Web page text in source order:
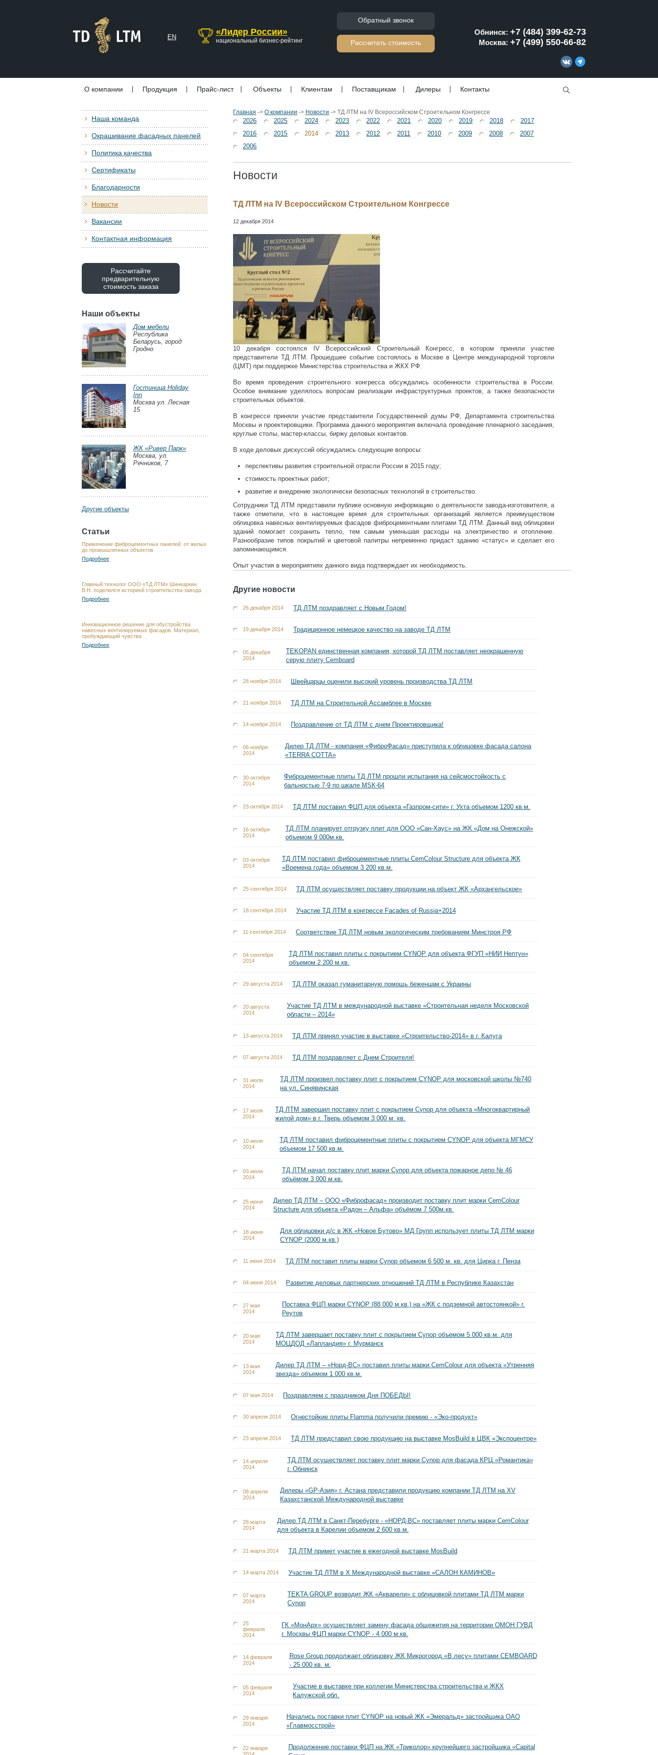
EN
«Лидер России»
национальный бизнес-рейтинг
Обратный звонок
Расcчитать стоимость
Обнинск: +7 (484) 399-62-73
Москва: +7 (499) 550-66-82
О компании Продукция Прайс-лист Объекты Клиентам Поставщикам Дилеры Контакты
Главная ->О компании -> Новости ->ТД ЛТМ на IV Всероссийском Строительном Конгрессе
2026 2025 2024 2023 2022 2021 2020 2019 2018
2017
2016
2015 2014 2013 2012 2011 2010 2009 2008
2007
2006
Новости
ТД ЛТМ на IV Всероссийском Строительном Конгрессе
12 декабря 2014
10 декабря состоялся IV Всероссийский Строительный Конгресс, в котором приняли участие
представители ТД ЛТМ. Прошедшее событие состоялось в Москве в Центре международной торговли
(ЦМТ) при поддержке Министерства строительства и ЖКХ РФ.
Во время проведения строительного конгресса обсуждались особенности строительства в России.
Особое внимание уделялось вопросам реализации инфраструктурных проектов, а также безопасности
строительных объектов.
В конгрессе приняли участие представители Государственной думы РФ, Департамента строительства
Москвы и проектировщики. Программа данного мероприятия включала проведение пленарного заседания,
круглые столы, мастер-классы, биржу деловых контактов.
В ходе деловых дискуссий обсуждались следующие вопросы:
перспективы развития строительной отрасли России в 2015 году;
стоимость проектных работ;
развитие и внедрение экологически безопасных технологий в строительство.
Сотрудники ТД ЛТМ представили публике основную информацию о деятельности завода-изготовителя, а
также отметили, что в настоящее время для строительных организаций является преимуществом
облицовка навесных вентилируемых фасадов фиброцементными плитами ТД ЛТМ. Данный вид облицовки
зданий помогает сохранить тепло, тем самым уменьшая расходы на электричество и отопление.
Разнообразие типов покрытий и цветовой палитры непременно придаст зданию «статус» и сделает его
запоминающимся.
Опыт участия в мероприятиях данного вида подтверждает их необходимость.
Другие новости
26 декабря 2014 ТД ЛТМ поздравляет с Новым Годом!
19 декабря 2014 Традиционное немецкое качество на заводе ТД ЛТМ
05 декабря
2014
TEKOPAN единственная компания, которой ТД ЛТМ поставляет неокрашенную
серую плиту Cemboard
28 ноября 2014 Швейцарцы оценили высокий уровень производства ТД ЛТМ
21 ноября 2014 ТД ЛТМ на Строительной Ассамблее в Москве
14 ноября 2014 Поздравление от ТД ЛТМ с днем Проектировщика!
06 ноября
2014
Дилер ТД ЛТМ - компания «ФиброФасад» приступила к облицовке фасада салона
«TERRA COTTA»
30 октября
2014
Фиброцементные плиты ТД ЛТМ прошли испытания на сейсмостойкость с
бальностью 7-9 по шкале МSК-64
23 октября 2014 ТД ЛТМ поставил ФЦП для объекта «Газпром-сити» г. Ухта объемом 1200 кв.м.
16 октября
2014
ТД ЛТМ планирует отгрузку плит для ООО «Сан-Хаус» на ЖК «Дом на Онежской»
объемом 9 000м.кв.
03 октября
2014
ТД ЛТМ поставил фиброцементные плиты CemColour Structure для объекта ЖК
«Времена года» объемом 3 200 кв.м.
25 сентября 2014 ТД ЛТМ осуществляет поставку продукции на объект ЖК «Архангельское»
18 сентября 2014 Участие ТД ЛТМ в конгрессе Facades of Russia+2014
11 сентября 2014 Соответствие ТД ЛТМ новым экологическим требованиям Минстроя РФ
04 сентября
2014
ТД ЛТМ поставил плиты с покрытием CYNOP для объекта ФГУП «НИИ Нептун»
объемом 2 200 м.кв.
29 августа 2014 ТД ЛТМ оказал гуманитарную помощь беженцам с Украины
20 августа
2014
Участие ТД ЛТМ в международной выставке «Строительная неделя Московской
области – 2014»
13 августа 2014 ТД ЛТМ принял участие в выставке «Строительство-2014» в г. Калуга
07 августа 2014 ТД ЛТМ поздравляет с Днем Строителя!
31 июля
2014
ТД ЛТМ произвел поставку плит с покрытием CYNOP для московской школы №740
на ул. Синявинская
17 июля
2014
ТД ЛТМ завершил поставку плит с покрытием Cynop для объекта «Многоквартирный
жилой дом» в г. Тверь объемом 3 000 м. кв.
10 июля
2014
ТД ЛТМ поставил фиброцементные плиты с покрытием CYNOP для объекта МГМСУ
объемом 17 500 кв.м.
03 июля
2014
ТД ЛТМ начал поставку плит марки Cynop для объекта пожарное депо № 46
объёмом 3 000 м.кв.
25 июня
2014
Дилер ТД ЛТМ – ООО «Фиброфасад» производит поставку плит марки CemColour
Structure для объекта «Радон – Альфа» объёмом 7 500м.кв.
18 июня
2014
Для облицовки д/с в ЖК «Новое Бутово» МД Групп использует плиты ТД ЛТМ марки
CYNOP (2000 м.кв.)
11 июня 2014 ТД ЛТМ поставит плиты марки Cynop объемом 6 500 м. кв. для Цирка г. Пенза
04 июня 2014 Развитие деловых партнерских отношений ТД ЛТМ в Республике Казахстан
27 мая
2014
Поставка ФЦП марки CYNOP (88 000 м.кв.) на «ЖК с подземной автостоянкой» г.
Реутов
20 мая
2014
ТД ЛТМ завершает поставку плит с покрытием Cynop объемом 5 000 кв.м. для
МОЦДОД «Лапландия» г. Мурманск
13 мая
2014
Дилер ТД ЛТМ – «Норд-ВС» поставил плиты марки CemColour для объекта «Утренняя
звезда» объемом 1 000 кв.м.
07 мая 2014 Поздравляем с праздником Дня ПОБЕДЫ!
30 апреля 2014 Огнестойкие плиты Flamma получили премию - «Эко-продукт»
23 апреля 2014 ТД ЛТМ представил свою продукцию на выставке MosBuild в ЦВК «Экспоцентре»
14 апреля
2014
ТД ЛТМ осуществляет поставку плит марки Cynop для фасада КРЦ «Романтика»
г. Обнинск
08 апреля
2014
Дилеры «GP-Азия» г. Астана представили продукцию компании ТД ЛТМ на XV
Казахстанской Международной выставке
28 марта
2014
Дилер ТД ЛТМ в Санкт-Перебурге - «НОРД-ВС» поставляет плиты марки CemColour
для объекта в Карелии объемом 2 600 кв.м.
21 марта 2014 ТД ЛТМ примет участие в ежегодной выставке MosBuild
14 марта 2014 Участие ТД ЛТМ в Х Международной выставке «САЛОН КАМИНОВ»
07 марта
2014
TEKTA GROUP возводит ЖК «Акварели» с облицовкой плитами ТД ЛТМ марки
Cynop
25
февраля
2014
ГК «МонАрх» осуществляет замену фасада общежития на территории ОМОН ГУВД
г. Москвы ФЦП марки CYNOP - 4 000 м.кв.
14 февраля
2014
Rose Group продолжает облицовку ЖК Микрогород «В лесу» плитами CEMBOARD
- 25 000 кв. м.
05 февраля
2014
Участие в выставке при коллегии Министерства строительства и ЖКХ
Калужской обл.
29 января
2014
Начались поставки плит CYNOP на новый ЖК «Эмеральд» застройщика ОАО
«Главмосстрой»
22 января
Продолжение поставки ФЦП на ЖК «Триколор» крупнейшего застройщика «Capital
Наша команда
Окрашивание фасадных панелей
Политика качества
Сертификаты
Благодарности
Новости
Вакансии
Контактная информация
Рассчитайте
предварительную
стоимость заказа
Наши объекты
Дом мебели
Республика
Беларусь, город
Гродно
Гостиница Holiday
Inn
Москва ул. Лесная
15
ЖК «Ривер Парк»
Москва, ул.
Речников, 7
Другие объекты
Статьи
Применение фиброцементных панелей: от жилых
до промышленных объектов
Подробнее
Главный технолог ООО «ТД ЛТМ» Шинкаркин
В.Н. поделился историей строительства завода
Подробнее
Инновационное решение для обустройства
навесных вентилируемых фасадов. Материал,
пробуждающий чувства
Подробнее